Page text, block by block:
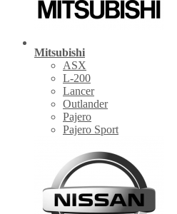
Mitsubishi
ASX
L-200
Lancer
Outlander
Pajero
Pajero Sport